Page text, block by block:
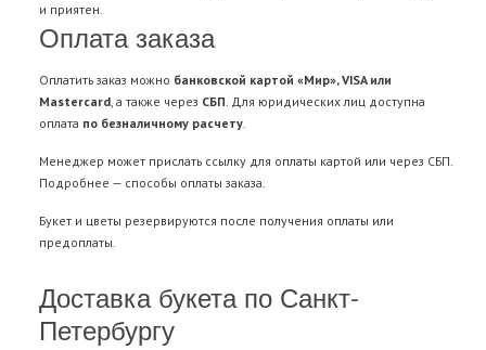
и приятен.
Оплата заказа
Оплатить заказ можно банковской картой «Мир», VISA или
Mastercard, а также через СБП. Для юридических лиц доступна
оплата по безналичному расчету.
Менеджер может прислать ссылку для оплаты картой или через СБП.
Подробнее — способы оплаты заказа.
Букет и цветы резервируются после получения оплаты или
предоплаты.
Доставка букета по Санкт-
Петербургу